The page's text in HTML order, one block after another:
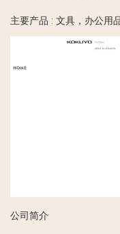
主要产品 : 文具，办公用
公司简介